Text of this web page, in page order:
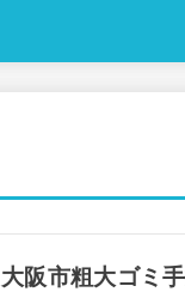
大阪市粗大ゴミ